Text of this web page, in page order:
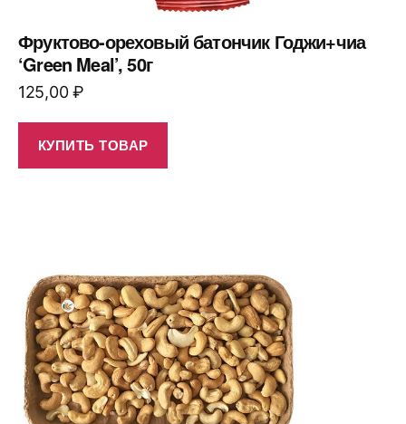
Фруктово-ореховый батончик Годжи+чиа
‘Green Meal’, 50г
125,00₽
КУПИТЬ ТОВАР